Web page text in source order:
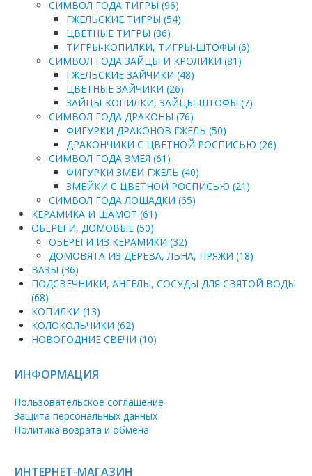
СИМВОЛ ГОДА ТИГРЫ (96)
ГЖЕЛЬСКИЕ ТИГРЫ (54)
ЦВЕТНЫЕ ТИГРЫ (36)
ТИГРЫ-КОПИЛКИ, ТИГРЫ-ШТОФЫ (6)
СИМВОЛ ГОДА ЗАЙЦЫ И КРОЛИКИ (81)
ГЖЕЛЬСКИЕ ЗАЙЧИКИ (48)
ЦВЕТНЫЕ ЗАЙЧИКИ (26)
ЗАЙЦЫ-КОПИЛКИ, ЗАЙЦЫ-ШТОФЫ (7)
СИМВОЛ ГОДА ДРАКОНЫ (76)
ФИГУРКИ ДРАКОНОВ ГЖЕЛЬ (50)
ДРАКОНЧИКИ С ЦВЕТНОЙ РОСПИСЬЮ (26)
СИМВОЛ ГОДА ЗМЕЯ (61)
ФИГУРКИ ЗМЕИ ГЖЕЛЬ (40)
ЗМЕЙКИ С ЦВЕТНОЙ РОСПИСЬЮ (21)
СИМВОЛ ГОДА ЛОШАДКИ (65)
КЕРАМИКА И ШАМОТ (61)
ОБЕРЕГИ, ДОМОВЫЕ (50)
ОБЕРЕГИ ИЗ КЕРАМИКИ (32)
ДОМОВЯТА ИЗ ДЕРЕВА, ЛЬНА, ПРЯЖИ (18)
ВАЗЫ (36)
ПОДСВЕЧНИКИ, АНГЕЛЫ, СОСУДЫ ДЛЯ СВЯТОЙ ВОДЫ
(68)
КОПИЛКИ (13)
КОЛОКОЛЬЧИКИ (62)
НОВОГОДНИЕ СВЕЧИ (10)
ИНФОРМАЦИЯ
Пользовательское соглашение
Защита персональных данных
Политика возрата и обмена
ИНТЕРНЕТ-МАГАЗИН